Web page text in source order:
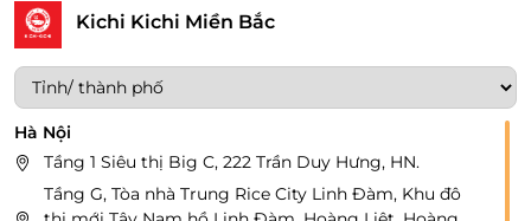
Quận 2, TP.HCM
Mặt bằng số 03-24a và 03-24b tại Tầng 3 của Tòa
Nhà SC Vivo City số 1058 Nguyễn Văn Linh, P. Tân
Phong, Quận 7, Tp.HCM
153 Nguyễn Đức Cảnh, Phường Tân Phong, Quận 7,
TP. Hồ Chí Minh
TTTM Giga Mall, 240 Phạm Văn Đồng, P. Hiệp Bình
Chánh, Q. Thủ Đức, Tp.HCM
Kichi Kichi Miền Bắc
Hà Nội
Tầng 1 Siêu thị Big C, 222 Trần Duy Hưng, HN.
Tầng G, Tòa nhà Trung Rice City Linh Đàm, Khu đô